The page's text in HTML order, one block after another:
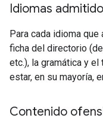
Idiomas
Para cada idioma
ficha del directorio
etc.), la gramática y
estar, en su mayoría,
Contenido